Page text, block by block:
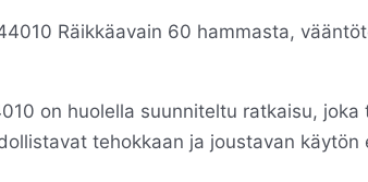
on huolella suunniteltu ratkaisu,
tehokkaan ja joustavan käytön